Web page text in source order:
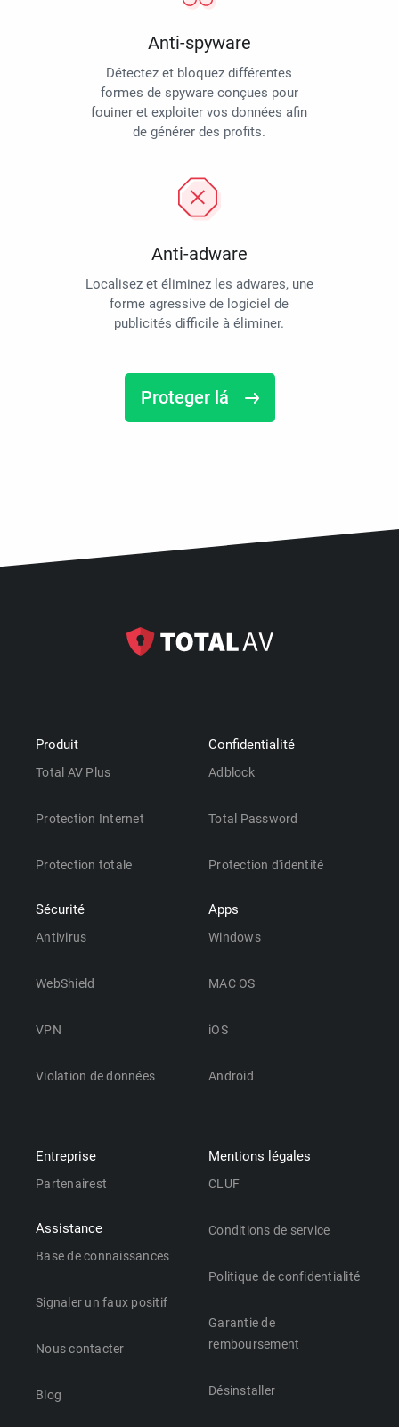
Anti-spyware
Détectez et bloquez différentes
formes de spyware conçues pour
fouiner et exploiter vos données afin
de générer des profits.
Anti-adware
Localisez et éliminez les adwares, une
forme agressive de logiciel de
publicités difficile à éliminer.
Proteger lá
Produit
Total AV Plus
Protection Internet
Protection totale
Sécurité
Antivirus
WebShield
VPN
Violation de données
Confidentialité
Adblock
Total Password
Protection d'identité
Apps
Windows
MAC OS
iOS
Android
Entreprise
Partenairest
Assistance
Base de connaissances
Signaler un faux positif
Nous contacter
Blog
Mentions légales
CLUF
Conditions de service
Politique de confidentialité
Garantie de
remboursement
Désinstaller